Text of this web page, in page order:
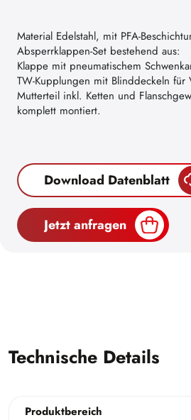
Material Edelstahl, mit PFA-
Absperrklappen-Set bestehend aus:
Klappe mit pneumatischem
TW-Kupplungen mit Blinddeckeln für
Mutterteil inkl. Ketten und
komplett montiert.
Download Datenblatt
Jetzt anfragen
Technische Details
Produktbereich